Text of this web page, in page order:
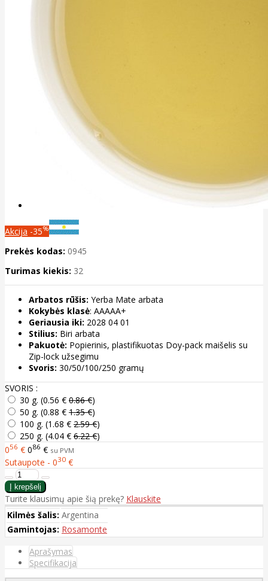
Akcija -35%
Prekės kodas: 0945
Turimas kiekis: 32
Arbatos rūšis: Yerba Mate arbata
Kokybės klasė: AAAAA+
Geriausia iki: 2028 04 01
Stilius: Biri arbata
Pakuotė: Popierinis, plastifikuotas Doy-pack maišelis su
Zip-lock užsegimu
Svoris: 30/50/100/250 gramų
SVORIS :
30 g. (0.56 € 0.86 €)
50 g. (0.88 € 1.35 €)
100 g. (1.68 € 2.59 €)
250 g. (4.04 € 6.22 €)
056 € 086 € su PVM
Sutaupote - 030 €
Turite klausimų apie šią prekę? Klauskite
Kilmės šalis: Argentina
Gamintojas: Rosamonte
Aprašymas
Specifikacija